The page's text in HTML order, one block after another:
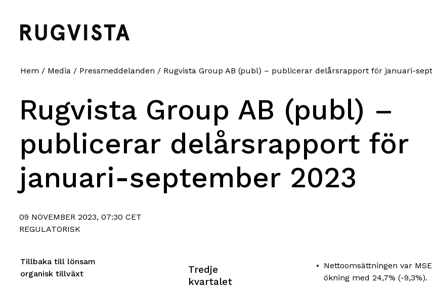
Hem / Media / Pressmeddelanden / Rugvista Group AB (publ) – publicerar delårsrapport för januari-
Rugvista Group AB (publ) –
publicerar delårsrapport för
januari-september 2023
09 NOVEMBER 2023, 07:30 CET
REGULATORISK
Tillbaka till lönsam
organisk tillväxt
Tredje
kvartalet
Nettoomsättningen var
ökning med 24,7% (-9,3%).